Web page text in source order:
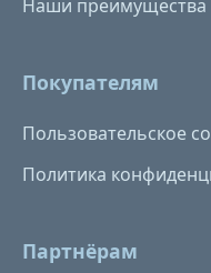
Наши преимущества
Покупателям
Пользовательское
Политика
Партнёрам